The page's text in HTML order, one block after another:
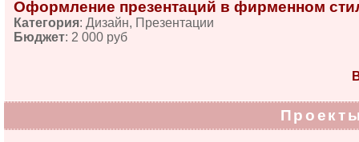
Оформление презентаций в фирменном
Категория: Дизайн, Презентации
Бюджет: 2 000 руб